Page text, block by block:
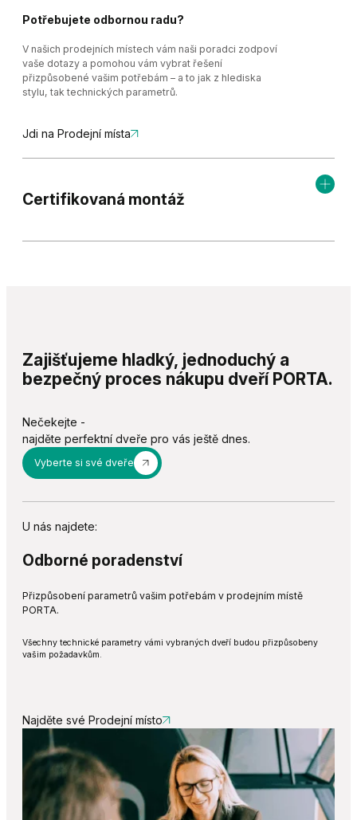
Potřebujete odbornou radu?
V našich prodejních místech vám naši poradci zodpoví
vaše dotazy a pomohou vám vybrat řešení
přizpůsobené vašim potřebám – a to jak z hlediska
stylu, tak technických parametrů.
Jdi na Prodejní místa
Certifikovaná montáž
Zajišťujeme hladký, jednoduchý a
bezpečný proces nákupu dveří PORTA.
Nečekejte -
najděte perfektní dveře pro vás ještě dnes.
Vyberte si své dveře
U nás najdete:
Odborné poradenství
Přizpůsobení parametrů vašim potřebám v prodejním místě
PORTA.
Všechny technické parametry vámi vybraných dveří budou přizpůsobeny
vašim požadavkům.
Najděte své Prodejní místo